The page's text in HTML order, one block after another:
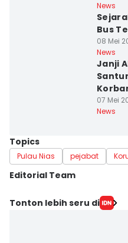
News
Bus
08 Mei
News
Janji
07 Mei
News
Topics
Pulau Nias pejabat
Editorial Team
Editor
Tonton lebih seru di